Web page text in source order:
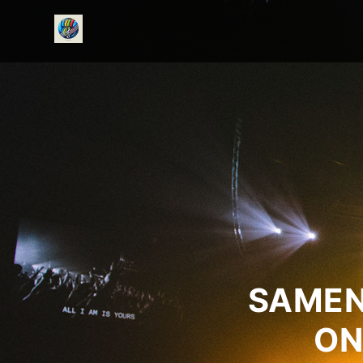
onedirectionfanclub.nl